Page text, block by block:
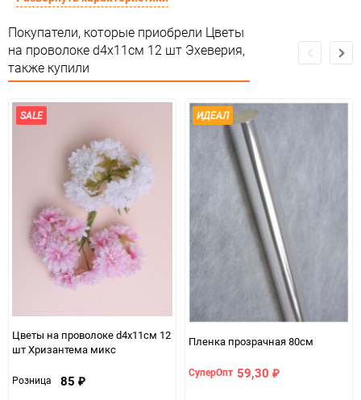
Сертификация Не подлежит сертификации
Особые условия Особых условий не требует
Количество в коробке 1200
Единица измерения набор
Покупатели, которые приобрели Цветы
на проволоке d4х11см 12 шт Эхеверия,
также купили
SALE
Цветы на проволоке d4х11см 12
шт Хризантема микс
Розница 85 ₽
ИДЕАЛ
Пленка прозрачная 80см
СуперОпт 59,30 ₽